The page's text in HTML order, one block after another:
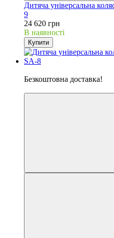
Дитяча універсальна
9
24 620 грн
В наявності
Купити
Безкоштовна доставка!